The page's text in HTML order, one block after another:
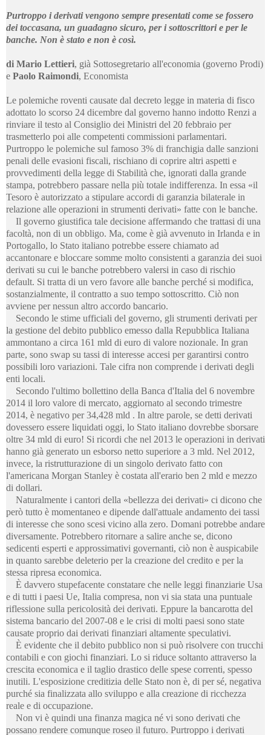
Purtroppo i derivati vengono sempre presentati come se fossero
dei toccasana, un guadagno sicuro, per i sottoscrittori e per le
banche. Non è stato e non è così.
di Mario Lettieri, già Sottosegretario all'economia (governo Prodi)
e Paolo Raimondi, Economista
Le polemiche roventi causate dal decreto legge in materia di fisco
adottato lo scorso 24 dicembre dal governo hanno indotto Renzi a
rinviare il testo al Consiglio dei Ministri del 20 febbraio per
trasmetterlo poi alle competenti commissioni parlamentari.
Purtroppo le polemiche sul famoso 3% di franchigia dalle sanzioni
penali delle evasioni fiscali, rischiano di coprire altri aspetti e
provvedimenti della legge di Stabilità che, ignorati dalla grande
stampa, potrebbero passare nella più totale indifferenza. In essa «il
Tesoro è autorizzato a stipulare accordi di garanzia bilaterale in
relazione alle operazioni in strumenti derivati» fatte con le banche.
Il governo giustifica tale decisione affermando che trattasi di una
facoltà, non di un obbligo. Ma, come è già avvenuto in Irlanda e in
Portogallo, lo Stato italiano potrebbe essere chiamato ad
accantonare e bloccare somme molto consistenti a garanzia dei suoi
derivati su cui le banche potrebbero valersi in caso di rischio
default. Si tratta di un vero favore alle banche perché si modifica,
sostanzialmente, il contratto a suo tempo sottoscritto. Ciò non
avviene per nessun altro accordo bancario.
Secondo le stime ufficiali del governo, gli strumenti derivati per
la gestione del debito pubblico emesso dalla Repubblica Italiana
ammontano a circa 161 mld di euro di valore nozionale. In gran
parte, sono swap su tassi di interesse accesi per garantirsi contro
possibili loro variazioni. Tale cifra non comprende i derivati degli
enti locali.
Secondo l'ultimo bollettino della Banca d'Italia del 6 novembre
2014 il loro valore di mercato, aggiornato al secondo trimestre
2014, è negativo per 34,428 mld . In altre parole, se detti derivati
dovessero essere liquidati oggi, lo Stato italiano dovrebbe sborsare
oltre 34 mld di euro! Si ricordi che nel 2013 le operazioni in derivati
hanno già generato un esborso netto superiore a 3 mld. Nel 2012,
invece, la ristrutturazione di un singolo derivato fatto con
l'americana Morgan Stanley è costata all'erario ben 2 mld e mezzo
di dollari.
Naturalmente i cantori della «bellezza dei derivati» ci dicono che
però tutto è momentaneo e dipende dall'attuale andamento dei tassi
di interesse che sono scesi vicino alla zero. Domani potrebbe andare
diversamente. Potrebbero ritornare a salire anche se, dicono
sedicenti esperti e approssimativi governanti, ciò non è auspicabile
in quanto sarebbe deleterio per la creazione del credito e per la
stessa ripresa economica.
È davvero stupefacente constatare che nelle leggi finanziarie Usa
e di tutti i paesi Ue, Italia compresa, non vi sia stata una puntuale
riflessione sulla pericolosità dei derivati. Eppure la bancarotta del
sistema bancario del 2007-08 e le crisi di molti paesi sono state
causate proprio dai derivati finanziari altamente speculativi.
È evidente che il debito pubblico non si può risolvere con trucchi
contabili e con giochi finanziari. Lo si riduce soltanto attraverso la
crescita economica e il taglio drastico delle spese correnti, spesso
inutili. L'esposizione creditizia delle Stato non è, di per sé, negativa
purché sia finalizzata allo sviluppo e alla creazione di ricchezza
reale e di occupazione.
Non vi è quindi una finanza magica né vi sono derivati che
possano rendere comunque roseo il futuro. Purtroppo i derivati